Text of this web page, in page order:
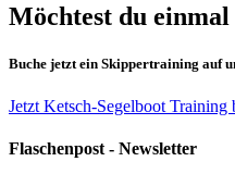
Möchtest du einmal
Buche jetzt ein Skippertraining auf
Jetzt Ketsch-Segelboot Training
Flaschenpost - Newsletter